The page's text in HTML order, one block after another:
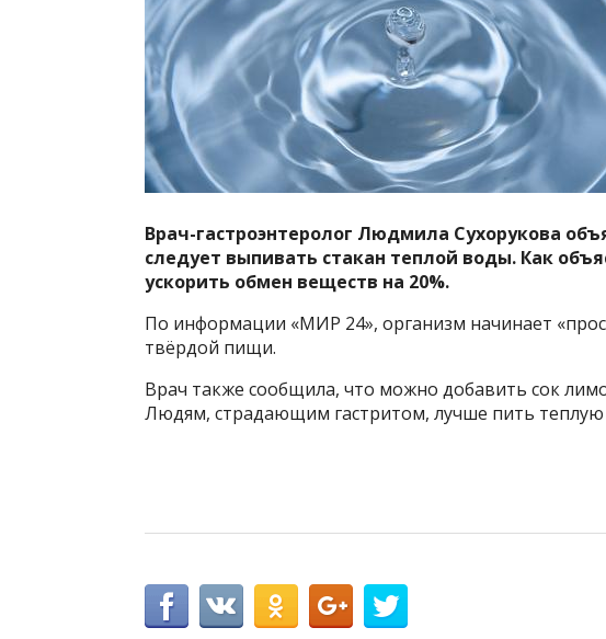
Врач-гастроэнтеролог Людмила Сухорукова
следует выпивать стакан теплой воды. Как
ускорить обмен веществ на 20%.
По информации «МИР 24», организм начинает
твёрдой пищи.
Врач также сообщила, что можно добавить сок
Людям, страдающим гастритом, лучше пить теплую